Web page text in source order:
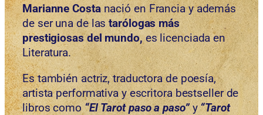
Marianne Costanació en Francia y además
de ser una de lastarólogas más
prestigiosas del mundo,es licenciada en
Literatura.
Es también actriz, traductora de poesía,
artista performativa y escritora bestseller de
libros como “El Tarot paso a paso”y“Tarot